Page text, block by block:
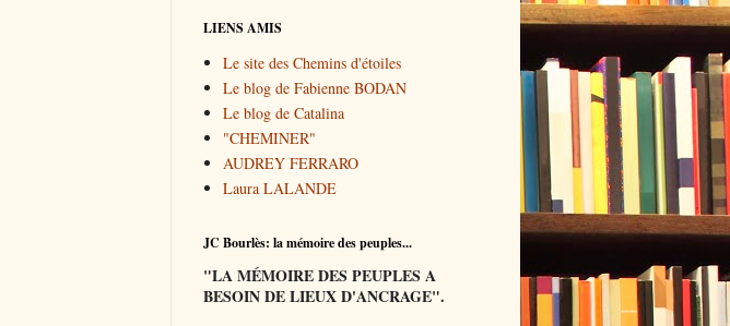
LIENS AMIS
Le site des Chemins d'étoiles
Le blog de Fabienne BODAN
Le blog de Catalina
"CHEMINER"
AUDREY FERRARO
Laura LALANDE
JC Bourlès: la mémoire des peuples...
"LAMÉMOIREDES PEUPLES A
BESOIN DE LIEUX D'ANCRAGE".